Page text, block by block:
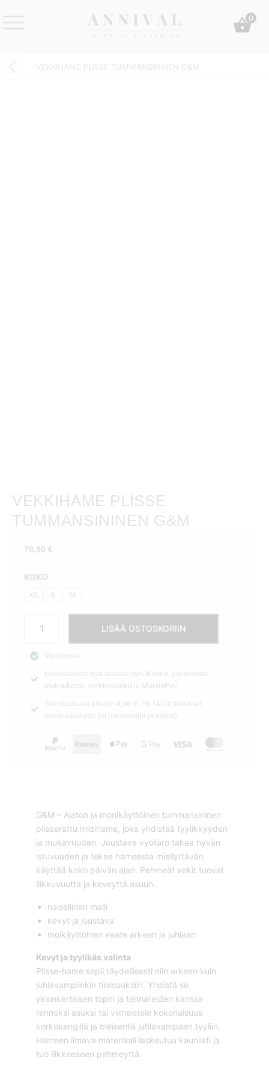
&
0
VEKKIHAME PLISSE TUMMANSININEN G&M
VEKKIHAME PLISSE
TUMMANSININEN G&M
79,90 €
KOKO
XS S M
Plisse
G&M
määrä
LISÄÄ OSTOSKORIIN
Varastossa
Monipuoliset maksutavat
mm. Klarna, yleisimmät
maksukortit, verkkopankit ja MobilePay
Toimituskulut alkaen 4,90 €. Yli 140 € tilaukset
toimituskuluitta (ei huonekalut ja matot)
G&M – Ajaton ja monikäyttöinen tummansininen
pliseerattu midihame, joka yhdistää tyylikkyyden
ja mukavuuden. Joustava vyötärö takaa hyvän
istuvuuden ja tekee hameesta miellyttävän
käyttää koko päivän ajan. Pehmeät vekit tuovat
liikkuvuutta ja keveyttä asuun.
naisellinen malli
kevyt ja joustava
moikäyttöinen vaate arkeen ja juhlaan
Kevyt ja tyylikäs valinta
Plisse-hame sopii täydellisesti niin arkeen kuin
juhlavampiinkin tilaisuuksiin. Yhdistä se
yksinkertaisen topin ja tennareiden kanssa
rennoksi asuksi tai viimeistele kokonaisuus
korkokengillä ja bleiserillä juhlavampaan tyyliin.
Hameen ilmava materiaali laskeutuu kauniisti ja
tuo liikkeeseen pehmeyttä.